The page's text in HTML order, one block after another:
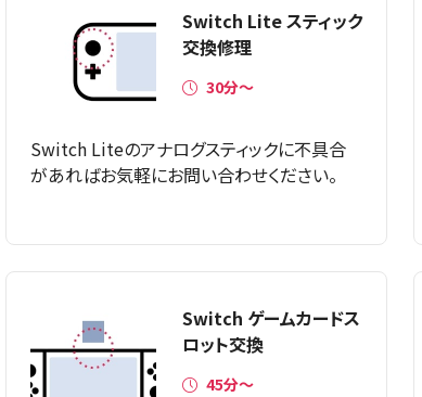
Switch Lite スティック
交換修理
30分〜
Switch Liteのアナログスティックに不具合
があればお気軽にお問い合わせください。
Switch ゲームカードス
ロット交換
45分～